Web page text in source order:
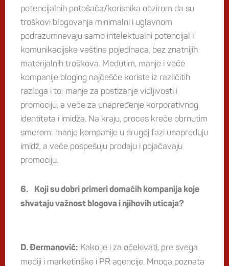
potencijalnih potošača/korisnika obzirom da su
troškovi blogovanja minimalni i uglavnom
podrazumnevaju samo intelektualni potencijal i
komunikacijske veštine pojedinaca, bez znatnijih
materijalnih troškova. Međutim, manje i veće
kompanije bloging najčešće koriste iz različitih
razloga i to: manje za postizanje vidljivosti i
promociju, a veće za unapređenje korporativnog
identiteta i imidža. Na kraju, proces kreće obrnutim
smerom: manje kompanije u drugoj fazi unapređuju
imidž, a veće pospešuju prodaju i pojačavaju
promociju.
6. Koji su dobri primeri domaćih kompanija koje
shvataju važnost blogova i njihovih uticaja?
D. Đermanović: Kako je i za očekivati, pre svega
mediji i marketinške i PR agencije. Mnoga poznata